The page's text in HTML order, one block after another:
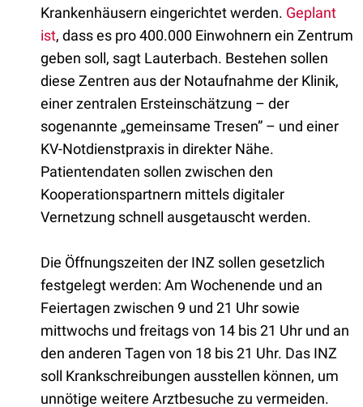
Krankenhäusern eingerichtet werden. Geplant
ist, dass es pro 400.000 Einwohnern ein Zentrum
geben soll, sagt Lauterbach. Bestehen sollen
diese Zentren aus der Notaufnahme der Klinik,
einer zentralen Ersteinschätzung – der
sogenannte „gemeinsame Tresen” – und einer
KV-Notdienstpraxis in direkter Nähe.
Patientendaten sollen zwischen den
Kooperationspartnern mittels digitaler
Vernetzung schnell ausgetauscht werden.
Die Öffnungszeiten der INZ sollen gesetzlich
festgelegt werden: Am Wochenende und an
Feiertagen zwischen 9 und 21 Uhr sowie
mittwochs und freitags von 14 bis 21 Uhr und an
den anderen Tagen von 18 bis 21 Uhr. Das INZ
soll Krankschreibungen ausstellen können, um
unnötige weitere Arztbesuche zu vermeiden.